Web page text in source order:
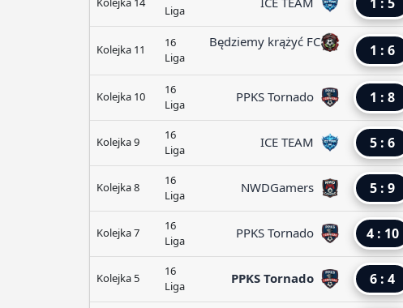
Liga
Kolejka 11
16
Liga
Będziemy krążyć FC 1 : 6
Kolejka 10
16
Liga
PPKS Tornado 1 : 8
Kolejka 9
16
Liga
ICE TEAM 5 : 6
Kolejka 8
16
Liga
NWDGamers 5 : 9
Kolejka 7
16
Liga
PPKS Tornado 4 : 10
Kolejka 5
16
Liga
PPKS Tornado 6 : 4